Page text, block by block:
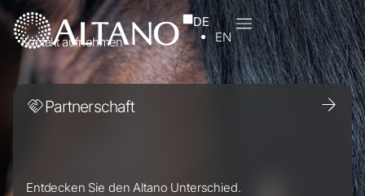
DE
EN
Kontakt aufnehmen
Partnerschaft
Entdecken Sie den Altano Unterschied.